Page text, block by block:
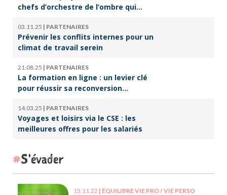
chefs d’orchestre de l’ombre qui
03.11.25 | PARTENAIRES
Prévenir les conflits internes pour un
climat de travail serein
21.08.25 | PARTENAIRES
La formation en ligne : un levier clé
pour réussir sa reconversion
14.03.25 | PARTENAIRES
Voyages et loisirs via le CSE : les
meilleures offres pour les salariés
S'évader
15.11.22 | ÉQUILIBRE VIE PRO / VIE PERSO